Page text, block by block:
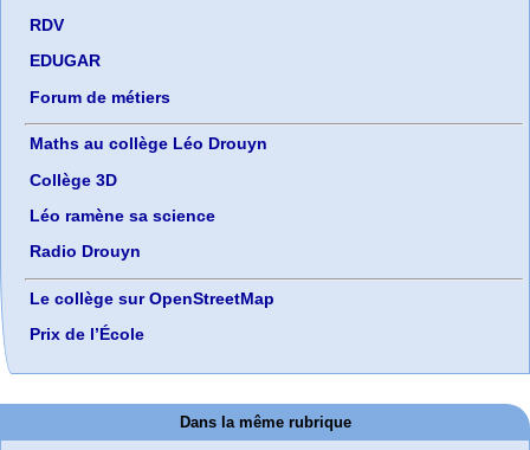
RDV
EDUGAR
Forum de métiers
Maths au collège Léo Drouyn
Collège 3D
Léo ramène sa science
Radio Drouyn
Le collège sur OpenStreetMap
Prix de l’École
Dans la même rubrique